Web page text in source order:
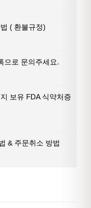
( 환불규정)
으로 문의주세요.
보유 FDA 식약처증
& 주문취소 방법